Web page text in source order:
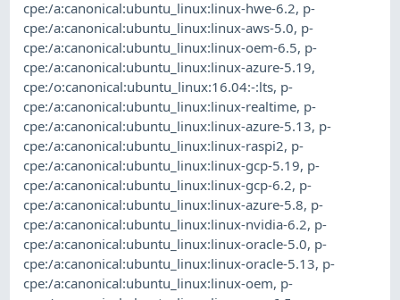
cpe:/a:canonical:ubuntu_linux:linux-hwe-6.2, p-
cpe:/a:canonical:ubuntu_linux:linux-aws-5.0, p-
cpe:/a:canonical:ubuntu_linux:linux-oem-6.5, p-
cpe:/a:canonical:ubuntu_linux:linux-azure-5.19,
cpe:/o:canonical:ubuntu_linux:16.04:-:lts, p-
cpe:/a:canonical:ubuntu_linux:linux-realtime, p-
cpe:/a:canonical:ubuntu_linux:linux-azure-5.13, p-
cpe:/a:canonical:ubuntu_linux:linux-raspi2, p-
cpe:/a:canonical:ubuntu_linux:linux-gcp-5.19, p-
cpe:/a:canonical:ubuntu_linux:linux-gcp-6.2, p-
cpe:/a:canonical:ubuntu_linux:linux-azure-5.8, p-
cpe:/a:canonical:ubuntu_linux:linux-nvidia-6.2, p-
cpe:/a:canonical:ubuntu_linux:linux-oracle-5.0, p-
cpe:/a:canonical:ubuntu_linux:linux-oracle-5.13, p-
cpe:/a:canonical:ubuntu_linux:linux-oem, p-